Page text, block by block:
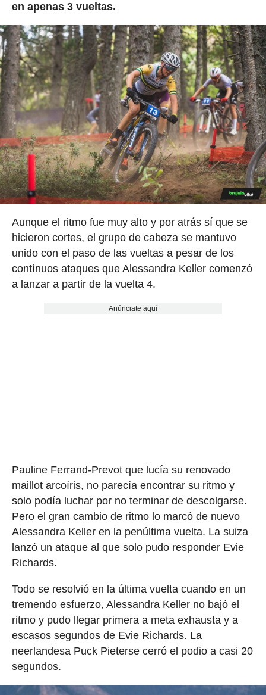
en apenas 3 vueltas.
Aunque el ritmo fue muy alto y por atrás sí que se
hicieron cortes, el grupo de cabeza se mantuvo
unido con el paso de las vueltas a pesar de los
contínuos ataques que Alessandra Keller comenzó
a lanzar a partir de la vuelta 4.
Anúnciate aquí
Pauline Ferrand-Prevot que lucía su renovado
maillot arcoíris, no parecía encontrar su ritmo y
solo podía luchar por no terminar de descolgarse.
Pero el gran cambio de ritmo lo marcó de nuevo
Alessandra Keller en la penúltima vuelta. La suiza
lanzó un ataque al que solo pudo responder Evie
Richards.
Todo se resolvió en la última vuelta cuando en un
tremendo esfuerzo, Alessandra Keller no bajó el
ritmo y pudo llegar primera a meta exhausta y a
escasos segundos de Evie Richards. La
neerlandesa Puck Pieterse cerró el podio a casi 20
segundos.